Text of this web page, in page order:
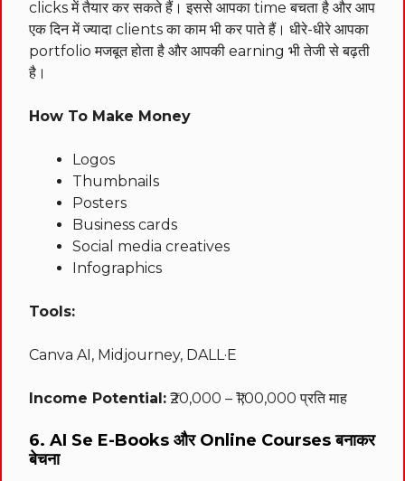
clicks में तैयार कर सकते हैं। इससे आपका time बचता है और आप
एक दिन में ज्यादा clients का काम भी कर पाते हैं। धीरे-धीरे आपका
portfolio मजबूत होता है और आपकी earning भी तेजी से बढ़ती
है।
How To Make Money
Logos
Thumbnails
Posters
Business cards
Social media creatives
Infographics
Tools:
Canva AI, Midjourney, DALL·E
Income Potential: ₹20,000 – ₹1,00,000 प्रति माह
6. AI Se E-Books और Online Courses बनाकर
बेचना